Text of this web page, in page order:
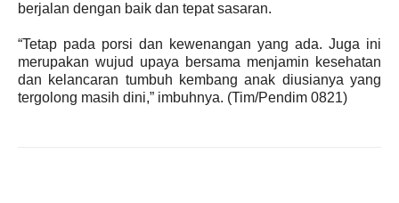
berjalan dengan baik dan tepat sasaran.
“Tetap pada porsi dan kewenangan yang ada. Juga ini
merupakan wujud upaya bersama menjamin kesehatan
dan kelancaran tumbuh kembang anak diusianya yang
tergolong masih dini,” imbuhnya. (Tim/Pendim 0821)